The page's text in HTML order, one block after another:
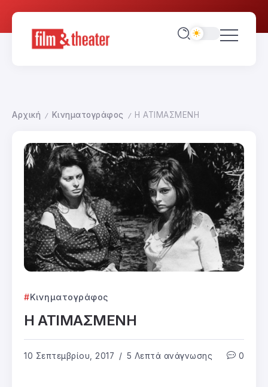
Αρχική / Κινηματογράφος / Η ΑΤΙΜΑΣΜΕΝΗ
Κινηματογράφος
Η ΑΤΙΜΑΣΜΕΝΗ
10 Σεπτεμβρίου, 2017 5 Λεπτά ανάγνωσης 0